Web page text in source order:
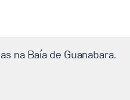
na Baía de Guanabara.